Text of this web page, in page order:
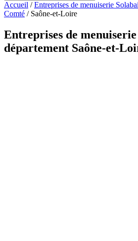
Accueil /Entreprises de menuiserie
Comté / Saône-et-Loire
Entreprises de menuiserie
département Saône-et-